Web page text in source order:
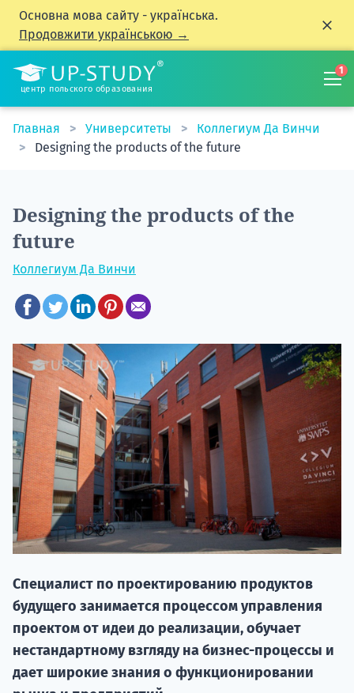
Основна мова сайту - українська.
Продовжити українською →
центр польского образования
1
Главная Университеты
Коллегиум Да Винчи
Designing the products of the future
Designing the products of the
future
Коллегиум Да Винчи
Специалист по проектированию продуктов
будущего занимается процессом управления
проектом от идеи до реализации, обучает
нестандартному взгляду на бизнес-процессы и
дает широкие знания о функционировании
20.09
НАБОР